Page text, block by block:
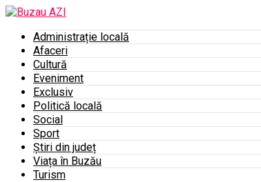
Administrație locală
Afaceri
Cultură
Eveniment
Exclusiv
Politică locală
Social
Sport
Știri din județ
Viața în Buzău
Turism